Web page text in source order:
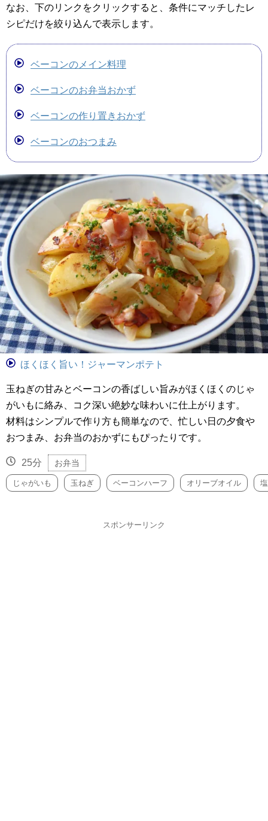
なお、下のリンクをクリックすると、条件にマッチしたレ
シピだけを絞り込んで表示します。
ベーコンのメイン料理
ベーコンのお弁当おかず
ベーコンの作り置きおかず
ベーコンのおつまみ
ほくほく旨い！ジャーマンポテト
玉ねぎの甘みとベーコンの香ばしい旨みがほくほくのじゃ
がいもに絡み、コク深い絶妙な味わいに仕上がります。
材料はシンプルで作り方も簡単なので、忙しい日の夕食や
おつまみ、お弁当のおかずにもぴったりです。
25分 お弁当
じゃがいも 玉ねぎ ベーコンハーフ オリーブオイル 塩
スポンサーリンク